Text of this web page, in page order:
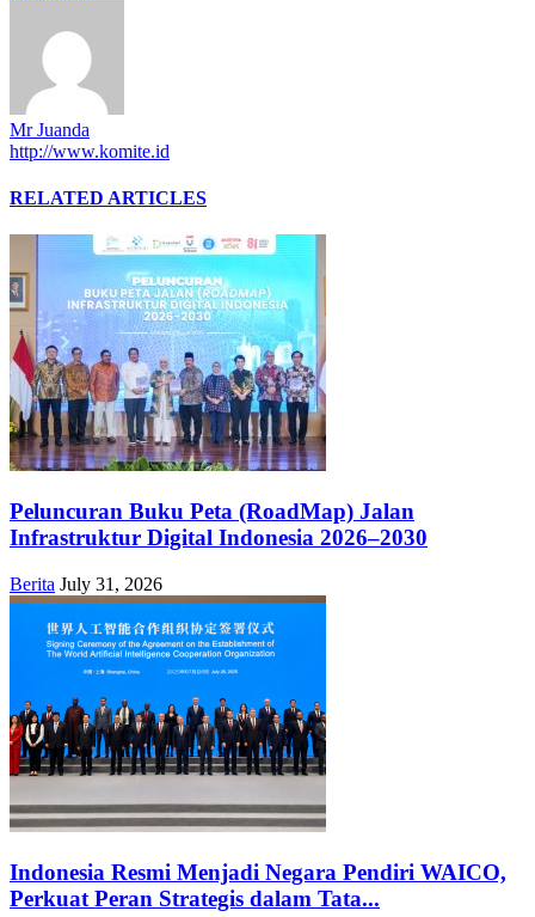
Mr Juanda
http://www.komite.id
RELATED ARTICLES
Peluncuran Buku Peta (RoadMap) Jalan
Infrastruktur Digital Indonesia 2026–2030
Berita July 31, 2026
Indonesia Resmi Menjadi Negara Pendiri WAICO,
Perkuat Peran Strategis dalam Tata...